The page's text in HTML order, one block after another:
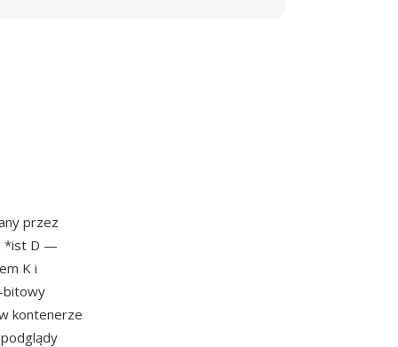
przez
*ist D —
K i
bitowy
kontenerze